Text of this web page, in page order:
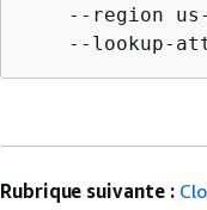
--region
--lookup-
Rubrique suivante :